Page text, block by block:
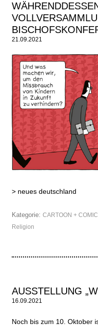
21.09.2021
> neues deutschland
Kategorie: CARTOON + COMIC
Religion
AUSSTELLUNG
16.09.2021
Noch bis zum 10. Oktober